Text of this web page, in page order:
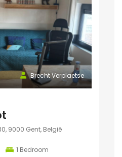
Brecht Verplaetse
9000 Gent, België
1 Bedroom